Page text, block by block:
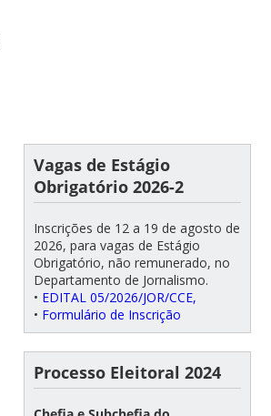
Vagas de Estágio
Obrigatório 2026-2
Inscrições de 12 a 19 de agosto de
2026, para vagas de Estágio
Obrigatório, não remunerado, no
Departamento de Jornalismo.
• EDITAL 05/2026/JOR/CCE,
• Formulário de Inscrição
Processo Eleitoral 2024